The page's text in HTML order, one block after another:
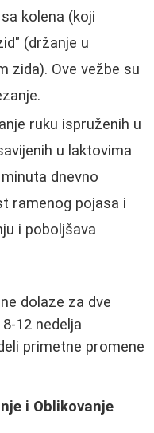
kolena (koji
(držanje u
zida). Ove vežbe su
ruku ispruženih u
u laktovima
dnevno
ramenog pojasa i
i poboljšava
dolaze za dve
12 nedelja
primetne promene
i Oblikovanje